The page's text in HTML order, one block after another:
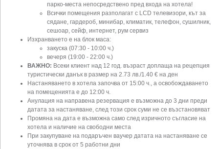
парко-места непосредствено пред входа на хотела!
Всички помещения разполагат с LCD телевизори, кът за
сядане, гардероб, минибар, климатик, телефон, сушилник,
сешоар, сейф, интернет, рум сервиз
Изхранването е на блок маса:
закуска (07:30 - 10:00 ч.)
вечеря (19:00 - 22:00 ч.)
ВАЖНО: Всеки клиент над 12 год. възраст доплаща на рецепция
туристически данък в размер на 2.73 лв./1.40 € на ден
Настаняването в хотела започва от 15:00 ч., а освобождаването
на помещенията е до 12:00 ч.
Анулация на направена резервация е възможна до 3 дни преди
датата за настаняване, след този срок суми не се възстановяват
Промяна на дата е възможна само след изричното съгласие на
хотела и наличие на свободни места
При закупуване на подаръчен ваучер датата на настаняване се
уточнява в срок от 5 работни дни